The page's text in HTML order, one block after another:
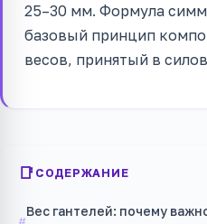
25–30 мм. Формула
базовый принцип
весов, принятый в
СОДЕРЖАНИЕ
Вес гантелей: почему